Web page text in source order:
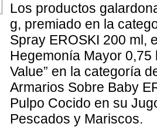
Los productos
g, premiado en la
Spray EROSKI 200 ml,
Hegemonía Mayor 0,75
Value” en la categoría
Armarios Sobre Baby
Pulpo Cocido en su
Pescados y Mariscos.